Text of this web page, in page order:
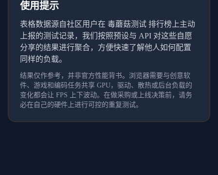
使用提示
表格数据源自社区用户在 毒蘑菇测试 排行榜上主动
上报的测试记录，我们按照预设与 API 对这些自愿
分享的结果进行聚合，方便快速了解他人如何配置
同样的负载。
结果仅作参考，并非官方性能背书。浏览器需要与创意软
件、游戏和编码任务共享 GPU，驱动、散热或后台负载的
变化都会让 FPS 上下波动。在做采购或上线决策前，请务
必在自己的硬件上进行可控的重复测试。